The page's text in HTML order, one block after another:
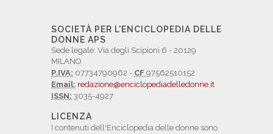
SOCIETÀ PER L'ENCICLOPEDIA DELLE
DONNE APS
Sede legale: Via degli Scipioni 6 - 20129
MILANO
P.IVA: 07734790962 - CF 97562510152
Email: redazione@enciclopediadelledonne.it
ISSN: 3035-4927
LICENZA
I contenuti dell'Enciclopedia delle donne sono